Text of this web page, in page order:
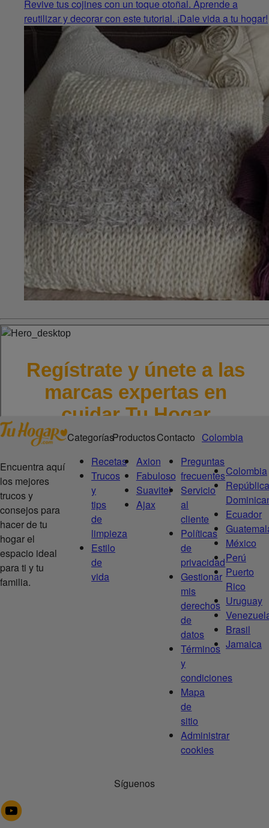
Revive tus cojines con un toque otoñal. Aprende a
reutilizar y decorar con este tutorial. ¡Dale vida a tu hogar!
Encuentra aquí
los mejores
trucos y
consejos para
hacer de tu
hogar el
espacio ideal
para ti y tu
familia.
Categorías
Recetas
Trucos
y
tips
de
limpieza
Estilo
de
vida
Productos
Axion
Fabuloso
Suavitel
Ajax
Contacto
Preguntas
frecuentes
Servicio
al
cliente
Políticas
de
privacidad
Gestionar
mis
derechos
de
datos
Términos
y
condiciones
Mapa
de
sitio
Administrar
cookies
Colombia
Colombia
República
Ecuador
México
Perú
Puerto
Rico
Uruguay
Brasil
Jamaica
Síguenos